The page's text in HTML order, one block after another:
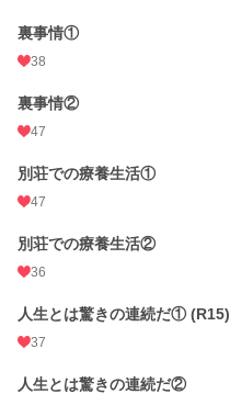
初回完結日時
週間ポイント 147 pt (28,818 位)
月間ポイント
年間ポイント 10,754 pt (30,025 位)
累計ポイント
裏事情①
38
裏事情②
47
別荘での療養生活①
47
別荘での療養生活②
36
人生とは驚きの連続だ① (R15)
37
人生とは驚きの連続だ②